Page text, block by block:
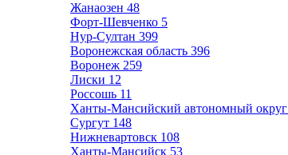
Жанаозен 48
Форт-Шевченко 5
Нур-Султан 399
Воронежская область 396
Воронеж 259
Лиски 12
Россошь 11
Ханты-Мансийский автономный округ
Сургут 148
Нижневартовск 108
Ханты-Мансийск 53